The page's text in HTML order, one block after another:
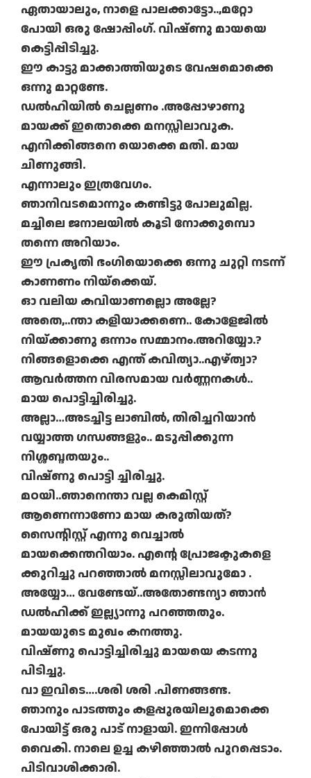
ഏതായാലും, നാളെ പാലക്കാട്ടോ..,മറ്റോ
പോയി ഒരു ഷോപ്പിംഗ്. വിഷ്ണു മായയെ
കെട്ടിപ്പിടിച്ചു.
ഈ കാട്ടു മാക്കാത്തിയുടെ വേഷമൊക്കെ
ഒന്നു മാറ്റണ്ടേ.
ഡല്‍ഹിയില്‍ ചെല്ലണം .അപ്പോഴാണു
മായക്ക് ഇതൊക്കെ മനസ്സിലാവുക.
എനിക്കിങ്ങനെ യൊക്കെ മതി. മായ
ചിണുങ്ങി.
എന്നാലും ഇത്രവേഗം.
ഞാനിവടമൊന്നും കണ്ടിട്ടു പോലുമില്ല.
മച്ചിലെ ജനാലയില്‍ കൂടി നോക്കുമ്പൊ
തന്നെ അറിയാം.
ഈ പ്രകൃതി ഭംഗിയൊക്കെ ഒന്നു ചുറ്റി നടന്ന്
കാണണം നിയ്‌ക്കെയ്.
ഓ വലിയ കവിയാണല്ലൊ അല്ലേ?
അതെ,..ന്താ കളിയാക്കണെ.. കോളേജില്‍
നിയ്ക്കാണു ഒന്നാം സമ്മാനം.അറിയ്യോ.?
നിങ്ങളൊക്കെ എന്ത് കവിത്യാ..എഴ്ത്വാ?
ആവര്‍ത്തന വിരസമായ വര്‍ണ്ണനകള്‍..
മായ പൊട്ടിച്ചിരിച്ചു.
അല്ലാ…അടച്ചിട്ട ലാബില്‍, തിരിച്ചറിയാന്‍
വയ്യാത്ത ഗന്ധങ്ങളും.. മടുപ്പിക്കുന്ന
നിശ്ശബ്ദതയും..
വിഷ്ണു പൊട്ടി ച്ചിരിച്ചു.
മഠയി..ഞാനെന്താ വല്ല കെമിസ്റ്റ്
ആണെന്നാണോ മായ കരുതിയത്?
സൈന്റിസ്റ്റ് എന്നു വെച്ചാല്‍
മായക്കെന്തറിയാം. എന്റെ പ്രോജക്ടുകളെ
ക്കുറിച്ചു പറഞ്ഞാല്‍ മനസ്സിലാവുമോ .
അയ്യോ… വേണ്ടേയ്..അതോണ്ടന്യാ ഞാന്‍
ഡല്‍ഹിക്ക് ഇല്ല്യാന്നു പറഞ്ഞതും.
മായയുടെ മുഖം കനത്തു.
വിഷ്ണു പൊട്ടിച്ചിരിച്ചു മായയെ കടന്നു
പിടിച്ചു.
വാ ഇവിടെ….ശരി ശരി .പിണങ്ങണ്ട.
ഞാനും പാടത്തും കളപ്പുരയിലുമൊക്കെ
പോയിട്ട് ഒരു പാട് നാളായി. ഇന്നിപ്പോള്‍
വൈകി. നാലെ ഉച്ച കഴിഞ്ഞാല്‍ പുറപ്പെടാം.
പിടിവാശിക്കാരി.